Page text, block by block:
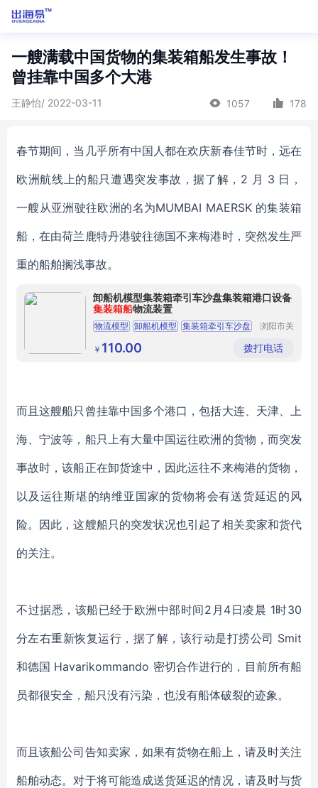
一艘满载中国货物的集装箱船发生事故！
曾挂靠中国多个大港
王静怡/ 2022-03-11 1057 178
春节期间，当几乎所有中国人都在欢庆新春佳节时，远在
欧洲航线上的船只遭遇突发事故，据了解， 2 月 3 日 ，
一艘从亚洲驶往欧洲的名为MUMBAI MAERSK 的集装箱
船，在由荷兰鹿特丹港驶往德国不来梅港时，突然发生严
重的船舶搁浅事故。
卸船机模型集装箱牵引车沙盘集装箱港口设备
集装箱船物流装置
物流模型 卸船机模型 集装箱牵引车沙盘
实验模型
立体沙盘
浏阳市关
工艺品厂
￥ 110.00 拨打电话
而且这艘船只曾挂靠中国多个港口，包括大连、天津、上
海、宁波等，船只上有大量中国运往欧洲的货物， 而突发
事故时，该船正在卸货途中，因此运往不来梅港的货物 ，
以及运往斯堪的纳维亚国家的货物将会有送货延迟的风
险。 因此，这艘船只的突发状况也引起了相关卖家和货代
的关注。
不过据悉， 该船已经于欧洲中部时间2月4日凌晨 1时30
分左右重新恢复运行，据了解， 该行动是打捞公司 Smit
和德国 Havarikommando 密切合作进行的 ， 目前所有船
员都很安全， 船只没有污染，也没有船体破裂的迹象。
而且该船公司告知卖家， 如果有货物在船上， 请及时关注
船舶动态。对于将可能造成送货延迟的情况，请及时与货